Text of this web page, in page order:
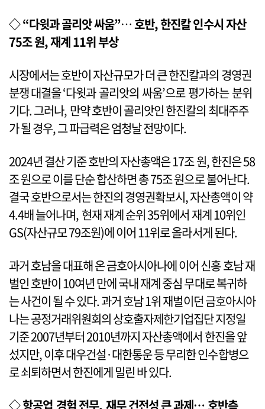
◇ “다윗과 골리앗 싸움”…호반, 한진칼 인수시 자산
75조 원, 재계 11위 부상
시장에서는 호반이 자산규모가 더 큰 한진칼과의 경영권
분쟁 대결을 ‘다윗과 골리앗의 싸움’으로 평가하는 분위
기다. 그러나, 만약 호반이 골리앗인 한진칼의 최대주주
가 될 경우, 그 파급력은 엄청날 전망이다.
2024년 결산 기준 호반의 자산총액은 17조 원, 한진은 58
조 원으로 이를 단순 합산하면 총 75조 원으로 불어난다.
결국 호반으로서는 한진의 경영권확보시, 자산총액이 약
4.4배 늘어나며, 현재 재계 순위 35위에서 재계 10위인
GS(자산규모 79조원)에 이어 11위로 올라서게 된다.
과거 호남을 대표해 온 금호아시아나에 이어 신흥 호남 재
벌인 호반이 10여년 만에 국내 재계 중심 무대로 복귀하
는 사건이 될 수 있다. 과거 호남 1위 재벌이던 금호아시아
나는 공정거래위원회의 상호출자제한기업집단 지정일
기준 2007년부터 2010년까지 자산총액에서 한진을 앞
섰지만, 이후 대우건설·대한통운 등 무리한 인수합병으
로 쇠퇴하면서 한진에게 밀린 바 있다.
◇ 항공업 경험 전무, 재무 건전성 큰 과제… 호반측